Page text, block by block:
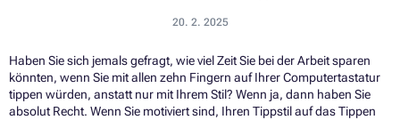
20. 2. 2025
Haben Sie sich jemals gefragt, wie viel Zeit Sie bei der Arbeit sparen
könnten, wenn Sie mit allen zehn Fingern auf Ihrer Computertastatur
tippen würden, anstatt nur mit Ihrem Stil? Wenn ja, dann haben Sie
absolut Recht. Wenn Sie motiviert sind, Ihren Tippstil auf das Tippen